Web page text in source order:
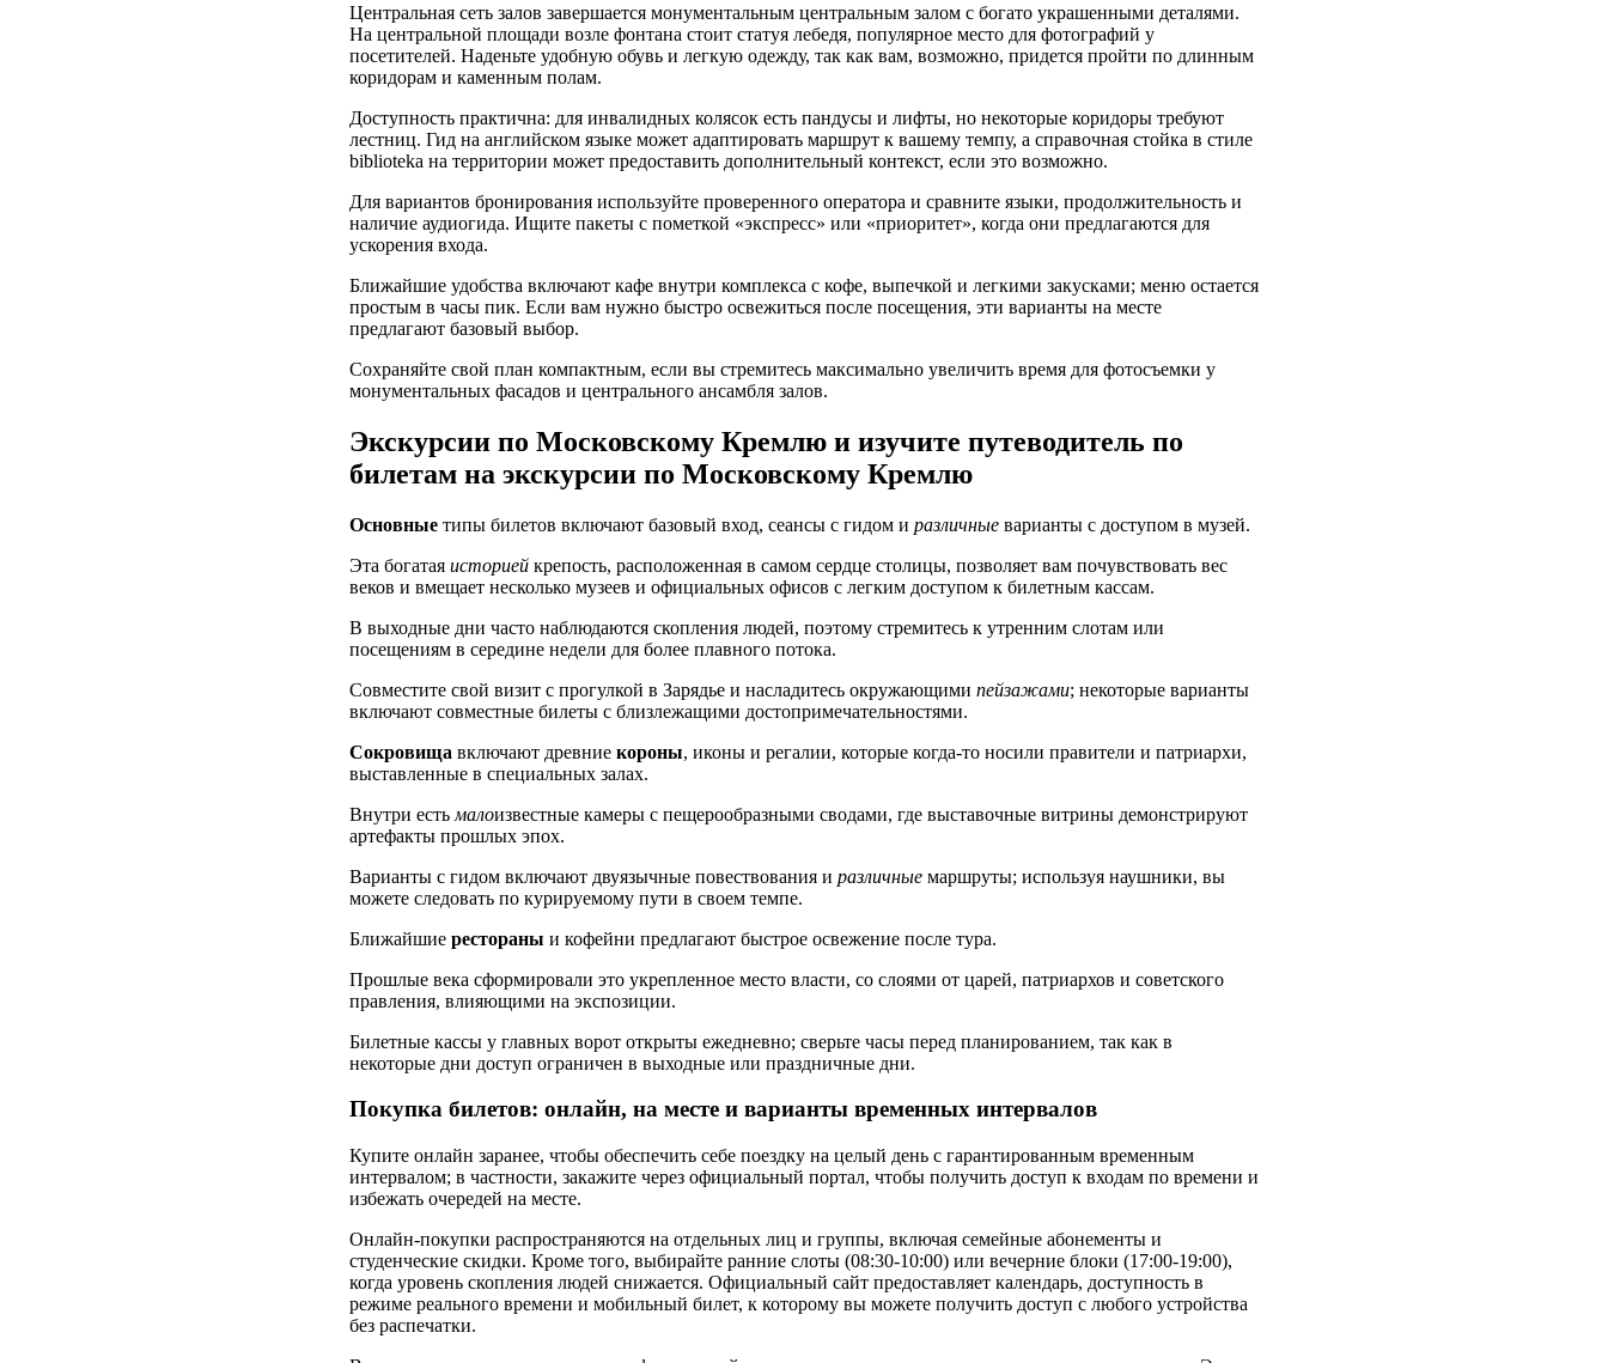
Центральная сеть залов завершается монументальным центральным залом с богато украшенными деталями.
На центральной площади возле фонтана стоит статуя лебедя, популярное место для фотографий у
посетителей. Наденьте удобную обувь и легкую одежду, так как вам, возможно, придется пройти по длинным
коридорам и каменным полам.
Доступность практична: для инвалидных колясок есть пандусы и лифты, но некоторые коридоры требуют
лестниц. Гид на английском языке может адаптировать маршрут к вашему темпу, а справочная стойка в стиле
biblioteka на территории может предоставить дополнительный контекст, если это возможно.
Для вариантов бронирования используйте проверенного оператора и сравните языки, продолжительность и
наличие аудиогида. Ищите пакеты с пометкой «экспресс» или «приоритет», когда они предлагаются для
ускорения входа.
Ближайшие удобства включают кафе внутри комплекса с кофе, выпечкой и легкими закусками; меню остается
простым в часы пик. Если вам нужно быстро освежиться после посещения, эти варианты на месте
предлагают базовый выбор.
Сохраняйте свой план компактным, если вы стремитесь максимально увеличить время для фотосъемки у
монументальных фасадов и центрального ансамбля залов.
Экскурсии по Московскому Кремлю и изучите путеводитель по
билетам на экскурсии по Московскому Кремлю
Основные типы билетов включают базовый вход, сеансы с гидом и различные варианты с доступом в музей.
Эта богатая историей крепость, расположенная в самом сердце столицы, позволяет вам почувствовать вес
веков и вмещает несколько музеев и официальных офисов с легким доступом к билетным кассам.
В выходные дни часто наблюдаются скопления людей, поэтому стремитесь к утренним слотам или
посещениям в середине недели для более плавного потока.
Совместите свой визит с прогулкой в Зарядье и насладитесь окружающими пейзажами; некоторые варианты
включают совместные билеты с близлежащими достопримечательностями.
Сокровища включают древние короны, иконы и регалии, которые когда-то носили правители и патриархи,
выставленные в специальных залах.
Внутри есть малоизвестные камеры с пещерообразными сводами, где выставочные витрины демонстрируют
артефакты прошлых эпох.
Варианты с гидом включают двуязычные повествования и различные маршруты; используя наушники, вы
можете следовать по курируемому пути в своем темпе.
Ближайшие рестораны и кофейни предлагают быстрое освежение после тура.
Прошлые века сформировали это укрепленное место власти, со слоями от царей, патриархов и советского
правления, влияющими на экспозиции.
Билетные кассы у главных ворот открыты ежедневно; сверьте часы перед планированием, так как в
некоторые дни доступ ограничен в выходные или праздничные дни.
Покупка билетов: онлайн, на месте и варианты временных интервалов
Купите онлайн заранее, чтобы обеспечить себе поездку на целый день с гарантированным временным
интервалом; в частности, закажите через официальный портал, чтобы получить доступ к входам по времени и
избежать очередей на месте.
Онлайн-покупки распространяются на отдельных лиц и группы, включая семейные абонементы и
студенческие скидки. Кроме того, выбирайте ранние слоты (08:30-10:00) или вечерние блоки (17:00-19:00),
когда уровень скопления людей снижается. Официальный сайт предоставляет календарь, доступность в
режиме реального времени и мобильный билет, к которому вы можете получить доступ с любого устройства
без распечатки.